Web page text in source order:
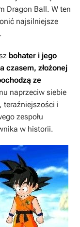
Dragon Ball. W ten
najsilniejsze
bohater i jego
czasem, złożonej
ze
naprzeciw siebie
teraźniejszości i
zespołu
w historii.